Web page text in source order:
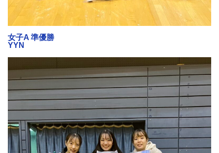
女子A 準優勝
YYN